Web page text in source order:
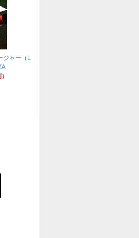
ジャー（L